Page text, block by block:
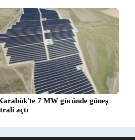
7 MW gücünde güneş
açtı